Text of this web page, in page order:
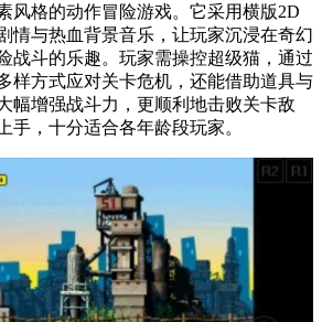
风格的动作冒险游戏。它采用横版2D
情与热血背景音乐，让玩家沉浸在奇幻
战斗的乐趣。玩家需操控超级猫，通过
样方式应对关卡危机，还能借助道具与
幅增强战斗力，更顺利地击败关卡敌
手，十分适合各年龄段玩家。